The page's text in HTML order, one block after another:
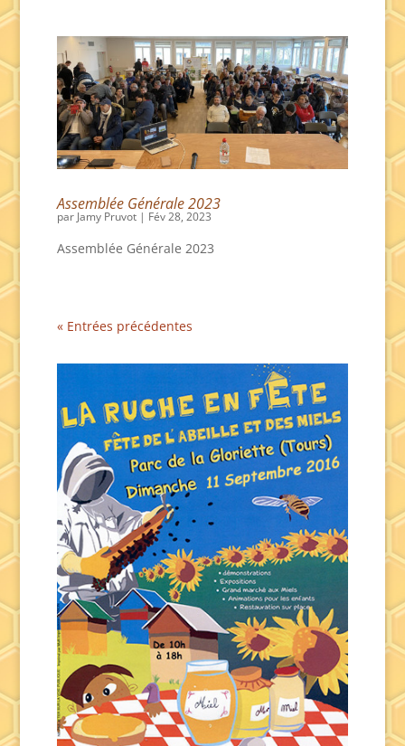
Assemblée Générale 2023
par Jamy Pruvot| Fév 28, 2023
Assemblée Générale 2023
« Entrées précédentes